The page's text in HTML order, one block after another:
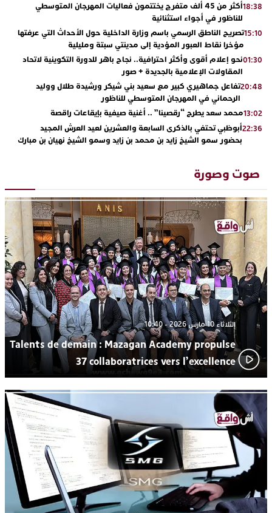
18:38
أكثر من 45 ألف متفرج يختتمون فعاليات المهرجان المتوسطي
للناظور في أجواء استثنائية
15:10تصريح الناطق الرسمي باسم وزارة الداخلية حول الأحداث التي عرفتها
مؤخرا نقاط العبور المؤدية إلى مدينتي سبتة ومليلية
01:30نحو إعلام أقوى وأكثر احترافية.. نجاح باهر للدورة التكوينية لاتحاد
المقاولات الإعلامية بالجديدة + صور
20:48تفاعل جماهيري كبير مع سعيد بني شيكر ورشيدة طلال ووليد
الرحماني في المهرجان المتوسطي للناظور
13:02محمد سعد يطرح “رقصينا” .. أغنية صيفية بإيقاعات راقصة
22:36أبوظبي تحتفي بالذكرى السابعة والعشرين لعيد العرش المجيد
بحضور سمو الشيخ زايد بن محمد بن زايد وسمو الشيخ نهيان بن مبارك
“كوفرة فالغيس”
19:11يقظة أمنية تنهي كابوس الفتاة القاصر: كواليس مثيرة لعملية تحرير
17:27 اتحاد المقاولات الإعلامية يقود قاطرة التكوين بالجديدة ويستضيف
الإعلامي سعيد بلفقير في دورة استثنائية
23:18ترسيخا لثقافة ترشيد الموارد المائية.. اختتام فعاليات النسخة الثانية
من “القرية الذكية للماء” بمركز الاصطياف ببوزنيقة
صوت وصورة
الثلاثاء 10 مارس 2026 - 10:40
Talents de demain : Mazagan Academy propulse
37 collaboratrices vers l’excellence